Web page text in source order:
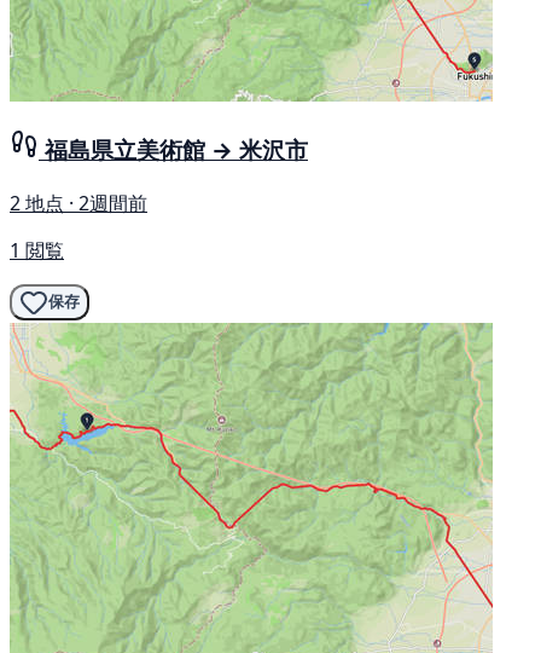
福島県立美術館 → 米沢市
2 地点 · 2週間前
1 閲覧
保存